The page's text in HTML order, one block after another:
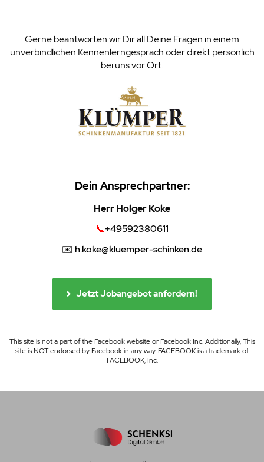
Gerne beantworten wir Dir all Deine Fragen in einem
unverbindlichen Kennenlerngespräch oder direkt persönlich
bei uns vor Ort.
Dein Ansprechpartner:
Herr Holger Koke
📞+49592380611
✉️ h.koke@kluemper-schinken.de
Jetzt Jobangebot anfordern!
This site is not a part of the Facebook website or Facebook Inc. Additionally, This
site is NOT endorsed by Facebook in any way. FACEBOOK is a trademark of
FACEBOOK, Inc.